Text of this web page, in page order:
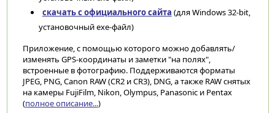
скачать с официального сайта (для Windows 32-bit,
установочный exe-файл)
Приложение, с помощью которого можно добавлять/
изменять GPS-координаты и заметки "на полях",
встроенные в фотографию. Поддерживаются форматы
JPEG, PNG, Canon RAW (CR2 и CR3), DNG, а также RAW снятых
на камеры FujiFilm, Nikon, Olympus, Panasonic и Pentax
(полное описание...)